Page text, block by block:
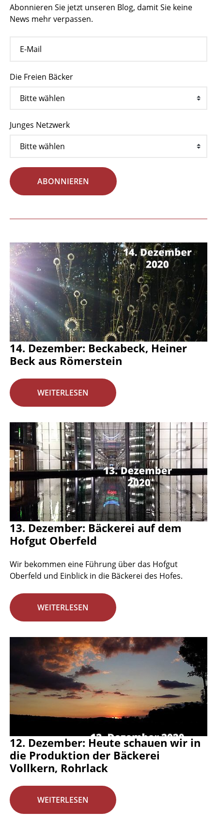
Abonnieren Sie jetzt unseren Blog, damit Sie keine
News mehr verpassen.
Die Freien Bäcker
Junges Netzwerk
ABONNIEREN
14. Dezember: Beckabeck, Heiner
Beck aus Römerstein
WEITERLESEN
13. Dezember: Bäckerei auf dem
Hofgut Oberfeld
Wir bekommen eine Führung über das Hofgut
Oberfeld und Einblick in die Bäckerei des Hofes.
WEITERLESEN
12. Dezember: Heute schauen wir in
die Produktion der Bäckerei
Vollkern, Rohrlack
WEITERLESEN